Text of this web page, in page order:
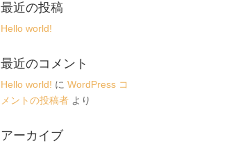
最近の投稿
Hello world!
最近のコメント
Hello world! にWordPress コ
メントの投稿者 より
アーカイブ